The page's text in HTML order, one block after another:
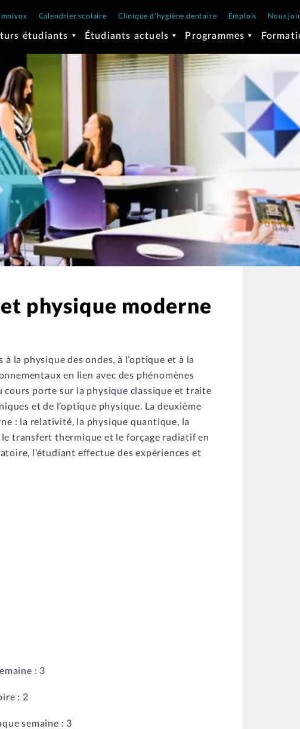
Calendrier scolaire Clinique d’hygiène dentaire Emplois Nous
étudiants Étudiants actuels Programmes
physique moderne
la physique des ondes, à l’optique et à la
en lien avec des phénomènes
porte sur la physique classique et traite
et de l’optique physique. La deuxième
: la relativité, la physique quantique, la
transfert thermique et le forçage radiatif en
l’étudiant effectue des expériences et
: 3
: 2
semaine : 3